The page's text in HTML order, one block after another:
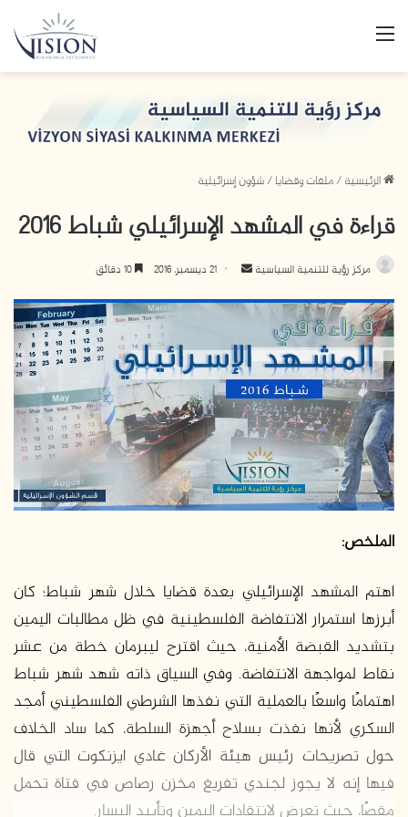
الرئيسية/ملفات وقضايا/شؤون إسرائيلية
قراءة في المشهد الإسرائيلي شباط 2016
مركز رؤية للتنمية السياسية
س
ب
ر
ي
د
ا
إ
ل
ك
ي
21 ديسمبر، 2016
الملخص:
اهتم المشهد الإسرائيلي بعدة قضايا خلال شهر شباط؛ كان
أبرزها استمرار الانتفاضة الفلسطينية في ظل مطالبات اليمين
بتشديد القبضة الأمنية، حيث اقترح ليبرمان خطة من عشر
نقاط لمواجهة الانتفاضة. وفي السياق ذاته شهد شهر شباط
اهتمامًا واسعًا بالعملية التي نفذها الشرطي الفلسطيني أمجد
السكري لأنها نفذت بسلاح أجهزة السلطة، كما ساد الخلاف
حول تصريحات رئيس هيئة الأركان غادي ايزنكوت التي قال
فيها إنه لا يجوز لجندي تفريغ مخزن رصاص في فتاة تحمل
مقصًا، حيث تعرض لانتقادات اليمين وتأييد اليسار.